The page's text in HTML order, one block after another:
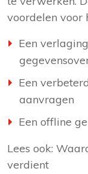
voordelen voor
Een
Een
aanvragen
Een offline
Lees ook:
verdient